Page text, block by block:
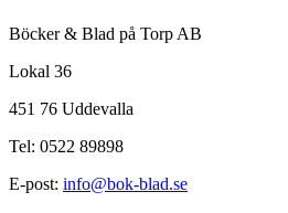
Böcker & Blad på Torp AB
Lokal 36
451 76 Uddevalla
Tel: 0522 89898
E-post: info@bok-blad.se